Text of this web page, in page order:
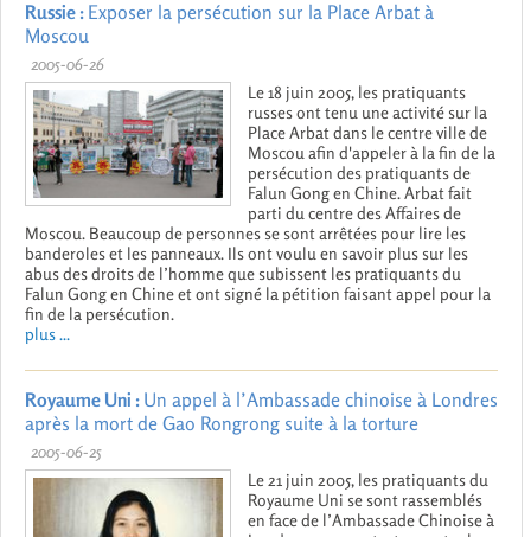
Russie : Exposer la persécution sur la Place Arbat à
Moscou
2005-06-26
Le 18 juin 2005, les pratiquants
russes ont tenu une activité sur la
Place Arbat dans le centre ville de
Moscou afin d'appeler à la fin de la
persécution des pratiquants de
Falun Gong en Chine. Arbat fait
parti du centre des Affaires de
Moscou. Beaucoup de personnes se sont arrêtées pour lire les
banderoles et les panneaux. Ils ont voulu en savoir plus sur les
abus des droits de l’homme que subissent les pratiquants du
Falun Gong en Chine et ont signé la pétition faisant appel pour la
fin de la persécution.
plus ...
Royaume Uni : Un appel à l’Ambassade chinoise à Londres
après la mort de Gao Rongrong suite à la torture
2005-06-25
Le 21 juin 2005, les pratiquants du
Royaume Uni se sont rassemblés
en face de l’Ambassade Chinoise à